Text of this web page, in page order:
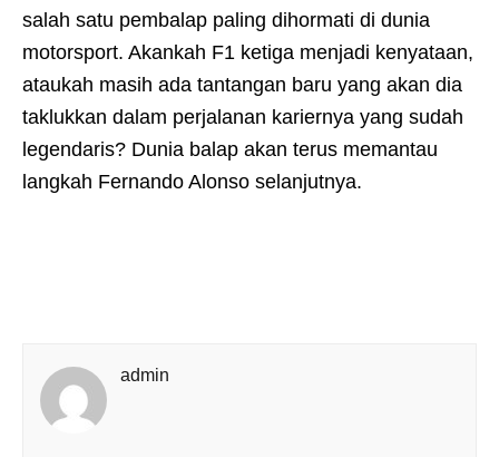
salah satu pembalap paling dihormati di dunia
motorsport. Akankah F1 ketiga menjadi kenyataan,
ataukah masih ada tantangan baru yang akan dia
taklukkan dalam perjalanan kariernya yang sudah
legendaris? Dunia balap akan terus memantau
langkah Fernando Alonso selanjutnya.
admin